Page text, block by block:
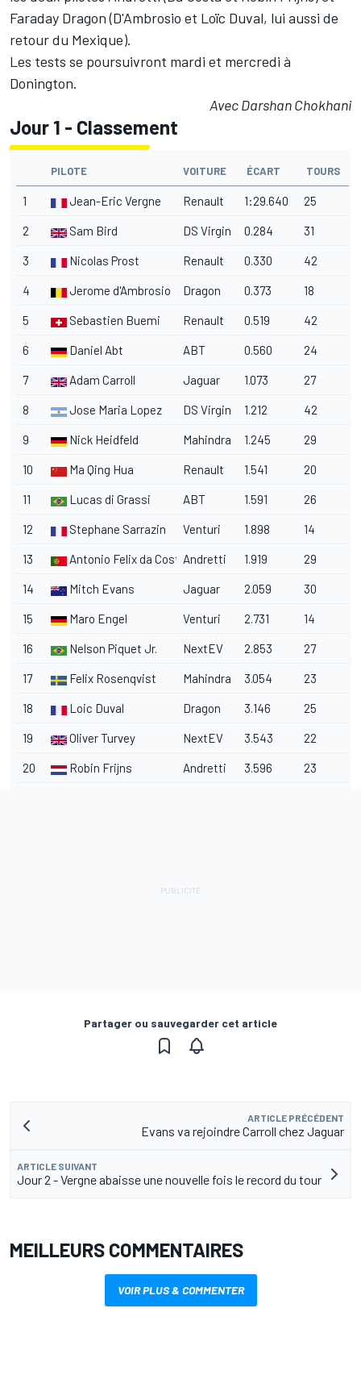
Faraday Dragon (D'Ambrosio et Loïc Duval, lui aussi de
retour du Mexique).
Les tests se poursuivront mardi et mercredi à
Donington.
Avec Darshan Chokhani
Jour 1 - Classement
PILOTE VOITURE ÉCART TOURS
1 Jean-Eric Vergne Renault 1:29.640 25
2 Sam Bird DS Virgin 0.284 31
3 Nicolas Prost Renault 0.330 42
4 Jerome d'Ambrosio Dragon 0.373 18
5 Sebastien Buemi Renault 0.519 42
6 Daniel Abt ABT 0.560 24
7 Adam Carroll Jaguar 1.073 27
8 Jose Maria Lopez DS Virgin 1.212 42
9 Nick Heidfeld Mahindra 1.245 29
10 Ma Qing Hua Renault 1.541 20
11 Lucas di Grassi ABT 1.591 26
12 Stephane Sarrazin Venturi 1.898 14
13 Antonio Felix da CostaAndretti 1.919 29
14 Mitch Evans Jaguar 2.059 30
15 Maro Engel Venturi 2.731 14
16 Nelson Piquet Jr. NextEV 2.853 27
17 Felix Rosenqvist Mahindra 3.054 23
18 Loic Duval Dragon 3.146 25
19 Oliver Turvey NextEV 3.543 22
20 Robin Frijns Andretti 3.596 23
Partager ou sauvegarder cet article
ARTICLE PRÉCÉDENT
Evans va rejoindre Carroll chez Jaguar
ARTICLE SUIVANT
Jour 2 - Vergne abaisse une nouvelle fois le record du tour
MEILLEURS COMMENTAIRES
VOIR PLUS & COMMENTER